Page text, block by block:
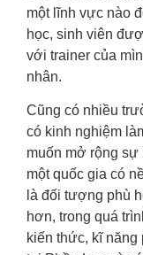
một lĩnh vực nào
học, sinh viên
với trainer của
nhân.
Cũng có nhiều
có kinh nghiệm
muốn mở rộng sự
một quốc gia có
là đối tượng phù
hơn, trong quá
kiến thức, kĩ năng